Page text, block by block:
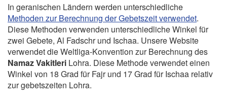
In geranischen Ländern werden unterschiedliche
Methoden zur Berechnung der Gebetszeit verwendet.
Diese Methoden verwenden unterschiedliche Winkel für
zwei Gebete, Al Fadschr und Ischaa. Unsere Website
verwendet die Weltliga-Konvention zur Berechnung des
Namaz Vakitleri Lohra. Diese Methode verwendet einen
Winkel von 18 Grad für Fajr und 17 Grad für Ischaa relativ
zur gebetszeiten Lohra.